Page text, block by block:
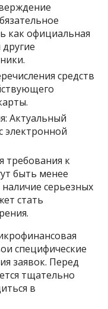
как официальная
средств
Актуальный
электронной
требования к
быть менее
серьезных
стать
специфические
заявок. Перед
тщательно
в